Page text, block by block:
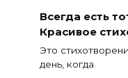
Всегда есть
Красивое
Это
день, когда